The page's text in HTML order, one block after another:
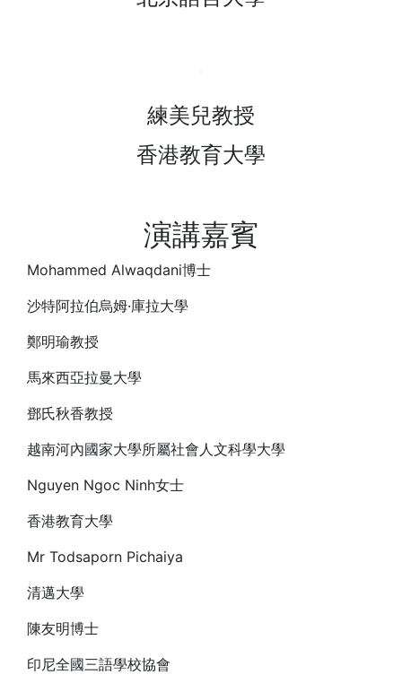
練美兒教授
香港教育大學
演講嘉賓
Mohammed Alwaqdani博士
沙特阿拉伯烏姆·庫拉大學
鄭明瑜教授
馬來西亞拉曼大學
鄧氏秋香教授
越南河內國家大學所屬社會人文科學大學
Nguyen Ngoc Ninh女士
香港教育大學
Mr Todsaporn Pichaiya
清邁大學
陳友明博士
印尼全國三語學校協會